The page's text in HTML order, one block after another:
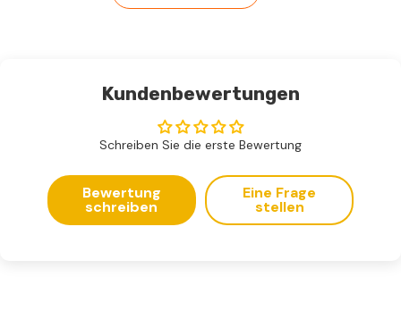
Kundenbewertungen
Schreiben Sie die erste Bewertung
Bewertung
schreiben
Eine Frage
stellen